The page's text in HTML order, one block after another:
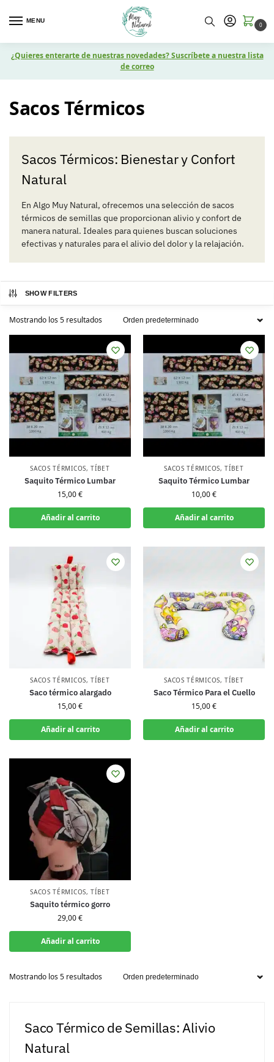
MENU
0
¿Quieres enterarte de nuestras novedades? Suscríbete a nuestra lista
de correo
Sacos Térmicos
Sacos Térmicos: Bienestar y Confort
Natural
En Algo Muy Natural, ofrecemos una selección de sacos
térmicos de semillas que proporcionan alivio y confort de
manera natural. Ideales para quienes buscan soluciones
efectivas y naturales para el alivio del dolor y la relajación.
SHOW FILTERS
Mostrando los 5 resultados
SACOS TÉRMICOS,TÍBET
Saquito Térmico Lumbar
15,00€
Añadir al carrito
SACOS TÉRMICOS,TÍBET
Saquito Térmico Lumbar
10,00€
Añadir al carrito
SACOS TÉRMICOS,TÍBET
Saco térmico alargado
15,00€
Añadir al carrito
SACOS TÉRMICOS,TÍBET
Saco Térmico Para el Cuello
15,00€
Añadir al carrito
SACOS TÉRMICOS,TÍBET
Saquito térmico gorro
29,00€
Añadir al carrito
Mostrando los 5 resultados
Saco Térmico de Semillas: Alivio
Natural